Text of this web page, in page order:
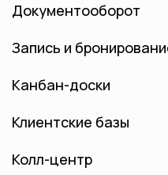
Документооборот
Запись и
Канбан-доски
Клиентские базы
Колл-центр